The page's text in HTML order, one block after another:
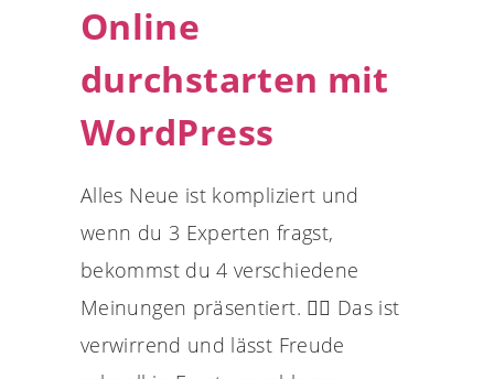
Online
durchstarten mit
WordPress
Alles Neue ist kompliziert und
wenn du 3 Experten fragst,
bekommst du 4 verschiedene
Meinungen präsentiert. 😵‍💫 Das ist
verwirrend und lässt Freude